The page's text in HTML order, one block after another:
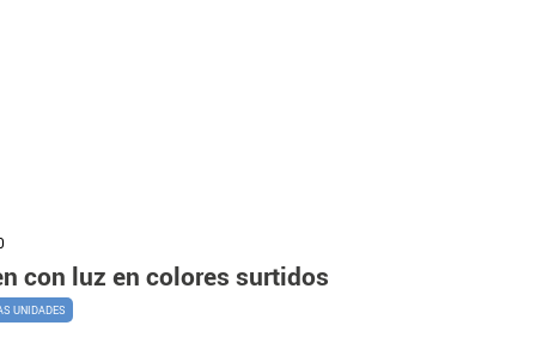
con luz en colores surtidos
UNIDADES